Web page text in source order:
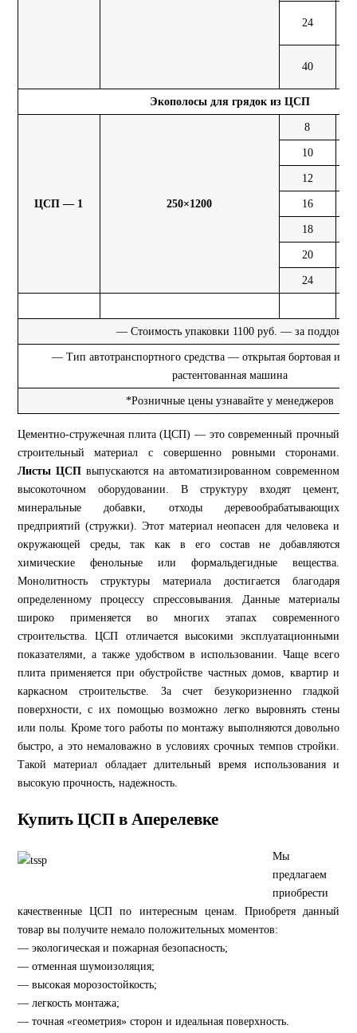
24
40
Экополосы для грядок из ЦСП
ЦСП — 1 250×1200
8
10
12
16
18
20
24
― Стоимость упаковки 1100 руб. — за поддон
― Тип автотранспортного средства — открытая бортовая или
растентованная машина
*Розничные цены узнавайте у менеджеров
Цементно-стружечная плита (ЦСП) — это современный прочный
строительный материал с совершенно ровными сторонами.
Листы ЦСПвыпускаются на автоматизированном современном
высокоточном оборудовании. В структуру входят цемент,
минеральные добавки, отходы деревообрабатывающих
предприятий (стружки). Этот материал неопасен для человека и
окружающей среды, так как в его состав не добавляются
химические фенольные или формальдегидные вещества.
Монолитность структуры материала достигается благодаря
определенному процессу спрессовывания. Данные материалы
широко применяется во многих этапах современного
строительства. ЦСП отличается высокими эксплуатационными
показателями, а также удобством в использовании. Чаще всего
плита применяется при обустройстве частных домов, квартир и
каркасном строительстве. За счет безукоризненно гладкой
поверхности, с их помощью возможно легко выровнять стены
или полы. Кроме того работы по монтажу выполняются довольно
быстро, а это немаловажно в условиях срочных темпов стройки.
Такой материал обладает длительный время использования и
высокую прочность, надежность.
Купить ЦСП в Аперелевке
Мы
предлагаем
приобрести
качественные ЦСП по интересным ценам. Приобретя данный
товар вы получите немало положительных моментов:
— экологическая и пожарная безопасность;
— отменная шумоизоляция;
— высокая морозостойкость;
— легкость монтажа;
— точная «геометрия» сторон и идеальная поверхность.